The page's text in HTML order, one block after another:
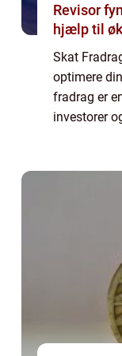
Revisor fyn sådan finder du den rette
hjælp til
Skat
optimere
fradrag er
investorer